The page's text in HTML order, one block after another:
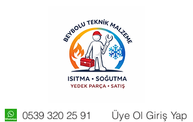
Üye Ol Giriş Yap
0539 320 25 91